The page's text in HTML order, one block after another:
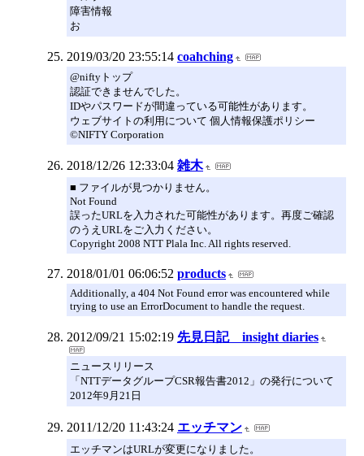
障害情報
お
2019/03/20 23:55:14 coahching
@niftyトップ
認証できませんでした。
IDやパスワードが間違っている可能性があります。
ウェブサイトの利用について 個人情報保護ポリシー
©NIFTY Corporation
2018/12/26 12:33:04 雑木
■ ファイルが見つかりません。
Not Found
誤ったURLを入力された可能性があります。再度ご確認
のうえURLをご入力ください。
Copyright 2008 NTT Plala Inc. All rights reserved.
2018/01/01 06:06:52 products
Additionally, a 404 Not Found error was encountered while
trying to use an ErrorDocument to handle the request.
2012/09/21 15:02:19 先見日記 insight diaries
ニュースリリース
「NTTデータグループCSR報告書2012」の発行について
2012年9月21日
2011/12/20 11:43:24 エッチマン
エッチマンはURLが変更になりました。